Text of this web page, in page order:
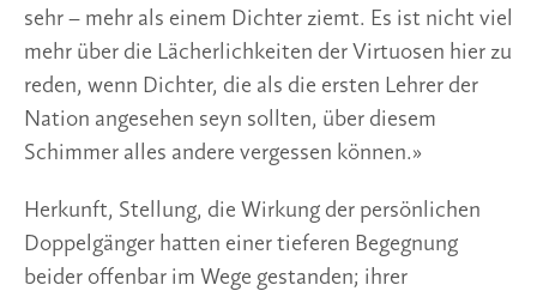
sehr – mehr als einem Dichter ziemt. Es ist nicht viel
mehr über die Lächerlichkeiten der Virtuosen hier zu
reden, wenn Dichter, die als die ersten Lehrer der
Nation angesehen seyn sollten, über diesem
Schimmer alles andere vergessen können.»
Herkunft, Stellung, die Wirkung der persönlichen
Doppelgänger hatten einer tieferen Begegnung
beider offenbar im Wege gestanden; ihrer